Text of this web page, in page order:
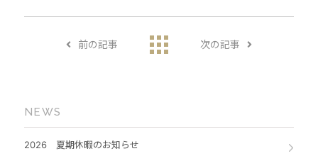
前の記事 次の記事
NEWS
2026 夏期休暇のお知らせ